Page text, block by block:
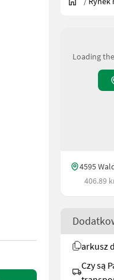
einstellbar +
Loading
4595
406.89
arkusz
Czy są